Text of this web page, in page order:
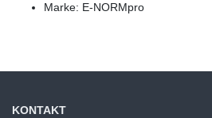
Marke: E-NORMpro
KONTAKT